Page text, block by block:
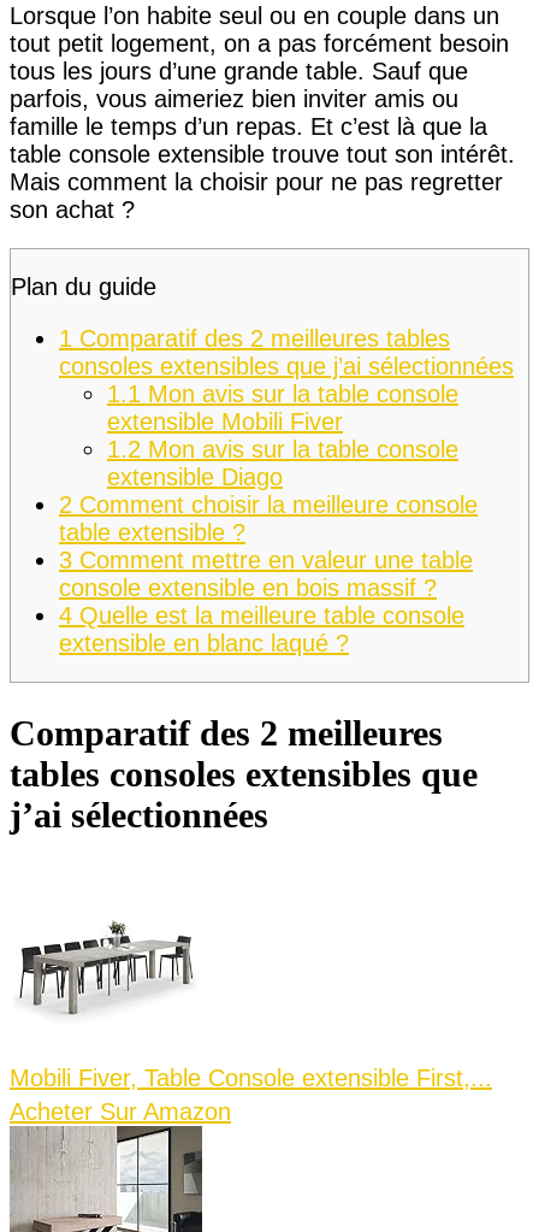
Lorsque l’on habite seul ou en couple dans un
tout petit logement, on a pas forcément besoin
tous les jours d’une grande table. Sauf que
parfois, vous aimeriez bien inviter amis ou
famille le temps d’un repas. Et c’est là que la
table console extensible trouve tout son intérêt.
Mais comment la choisir pour ne pas regretter
son achat ?
Plan du guide
1 Comparatif des 2 meilleures tables
consoles extensibles que j’ai sélectionnées
1.1 Mon avis sur la table console
extensible Mobili Fiver
1.2 Mon avis sur la table console
extensible Diago
2 Comment choisir la meilleure console
table extensible ?
3 Comment mettre en valeur une table
console extensible en bois massif ?
4 Quelle est la meilleure table console
extensible en blanc laqué ?
Comparatif des 2 meilleures
tables consoles extensibles que
j’ai sélectionnées
Mobili Fiver, Table Console extensible First,...
Acheter Sur Amazon